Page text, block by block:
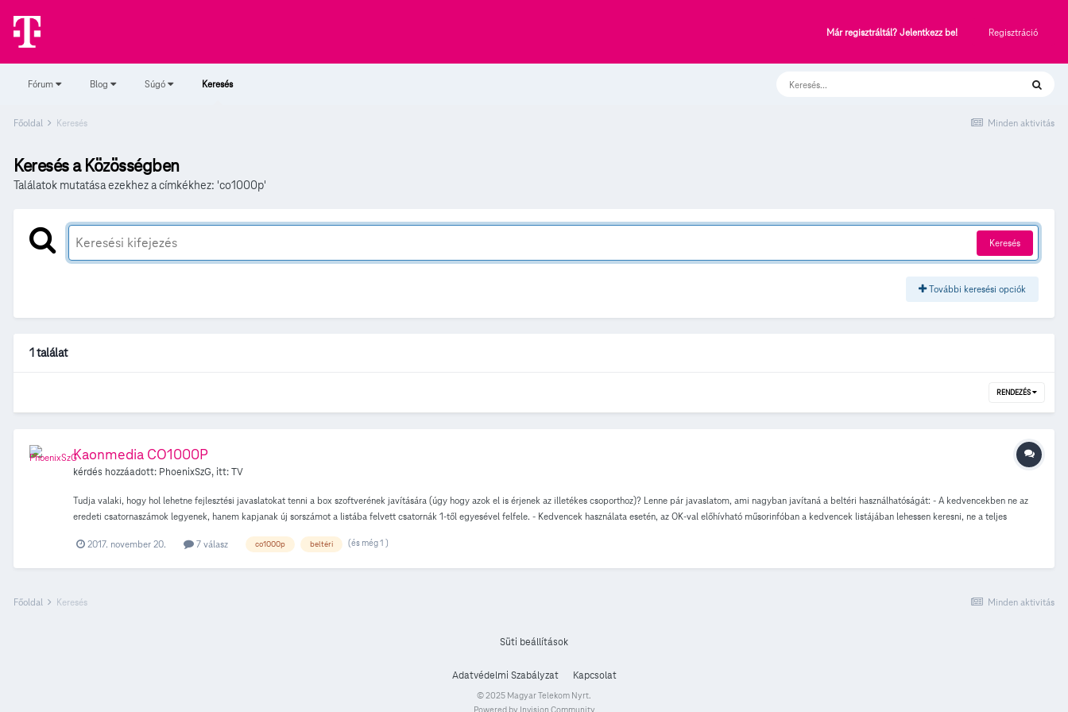
Már regisztráltál? Jelentkezz be! Regisztráció
Fórum Blog Súgó Keresés
Minden aktivitás
Főoldal Keresés
Keresés a Közösségben
Találatok mutatása ezekhez a címkékhez: 'co1000p'
Keresés
További keresési opciók
1 találat
RENDEZÉS
Kaonmedia CO1000P
kérdés hozzáadott: PhoenixSzG, itt:TV
Tudja valaki, hogy hol lehetne fejlesztési javaslatokat tenni a box szoftverének javítására (úgy hogy azok el is érjenek az illetékes csoporthoz)? Lenne pár javaslatom, ami nagyban javítaná a beltéri használhatóságát: - A kedvencekben ne az
eredeti csatornaszámok legyenek, hanem kapjanak új sorszámot a listába felvett csatornák 1-től egyesével felfele. - Kedvencek használata esetén, az OK-val előhívható műsorinfóban a kedvencek listájában lehessen keresni, ne a teljes
ugrási lehetőség bevezetése (pl. a +10 esetében: fast forward közben a next gomb megnyomásával). - Egy műsor kezdete után elindított felvétel esetén, ha a műsor kezdetekor már az adott csatornát néztem (és nem kapcsoltam közben el),
2017. november 20. 7 válasz co1000p beltéri (és még 1 )
Minden aktivitás
Főoldal Keresés
Süti beállítások
Adatvédelmi Szabályzat Kapcsolat
© 2025 Magyar Telekom Nyrt.
Powered by Invision Community